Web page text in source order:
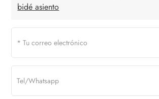
bidé asiento